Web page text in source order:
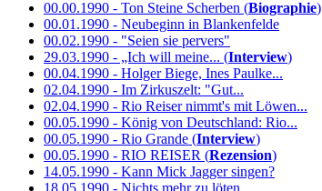
00.00.1990 - Ton Steine Scherben (Biographie)
00.01.1990 - Neubeginn in Blankenfelde
00.02.1990 - "Seien sie pervers"
29.03.1990 - „Ich will meine... (Interview)
00.04.1990 - Holger Biege, Ines Paulke...
02.04.1990 - Im Zirkuszelt: "Gut...
02.04.1990 - Rio Reiser nimmt's mit Löwen...
00.05.1990 - König von Deutschland: Rio...
00.05.1990 - Rio Grande (Interview)
00.05.1990 - RIO REISER (Rezension)
14.05.1990 - Kann Mick Jagger singen?
18.05.1990 - Nichts mehr zu löten